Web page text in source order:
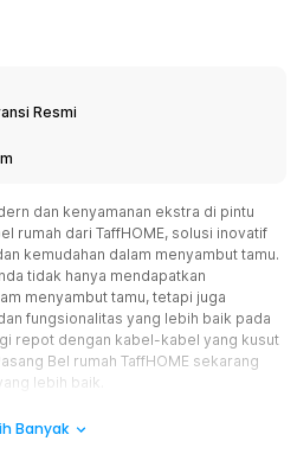
Resmi
dan kenyamanan ekstra di pintu
rumah dari TaffHOME, solusi inovatif
kemudahan dalam menyambut tamu.
tidak hanya mendapatkan
menyambut tamu, tetapi juga
fungsionalitas yang lebih baik pada
repot dengan kabel-kabel yang kusut
Bel rumah TaffHOME sekarang
lebih baik.
Banyak